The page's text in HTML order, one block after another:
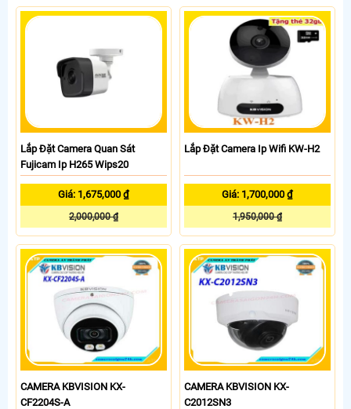
Lắp Đặt Camera Quan Sát
Fujicam Ip H265 Wips20
Giá: 1,675,000 ₫
2,000,000 ₫
Lắp Đặt Camera Ip Wifi KW-H2
Giá: 1,700,000 ₫
1,950,000 ₫
CAMERA KBVISION KX-
CF2204S-A
CAMERA KBVISION KX-
C2012SN3